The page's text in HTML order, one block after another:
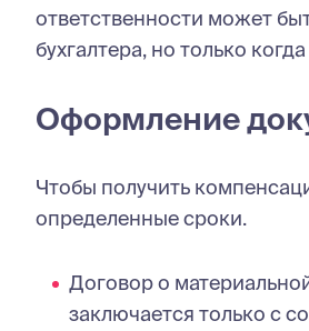
ответственности может
бухгалтера, но только
Оформление
Чтобы получить
определенные сроки.
Договор о
заключается только с